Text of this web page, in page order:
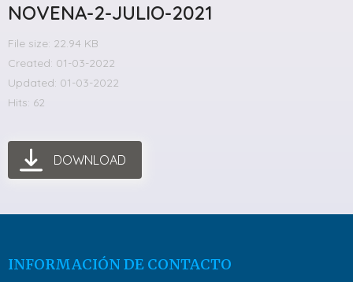
NOVENA-2-JULIO-2021
File size: 22.94 KB
Created: 01-03-2022
Updated: 01-03-2022
Hits: 62
DOWNLOAD
INFORMACIÓN DE CONTACTO